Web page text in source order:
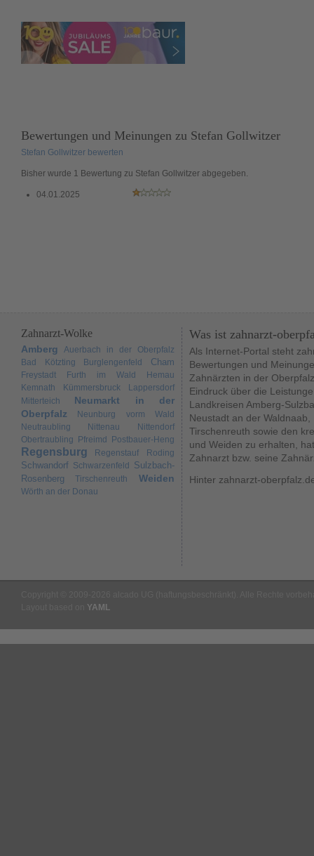
Bewertungen und Meinungen zu Stefan Gollwitzer
Stefan Gollwitzer bewerten
Bisher wurde 1 Bewertung zu Stefan Gollwitzer abgegeben.
04.01.2025
Zahnarzt-Wolke
Amberg
Auerbach in der Oberpfalz
Bad Kötzting
Burglengenfeld Cham
Freystadt Furth im Wald
Hemau
Kemnath
Kümmersbruck
Lappersdorf
Mitterteich
Neumarkt in der
Oberpfalz
Neunburg vorm Wald
Neutraubling
Nittenau
Nittendorf
Obertraubling
Pfreimd Postbauer-Heng
Regensburg Regenstauf Roding
Schwandorf Schwarzenfeld
Sulzbach-
Rosenberg
Tirschenreuth Weiden
Wörth an der Donau
Was ist zahnarzt-
Als Internet-Portal steht
Bewertungen und
Zahnärzten in der
Eindruck über die
Landkreisen Amberg-
Neustadt an der
Tirschenreuth sowie den
und Weiden zu erhalten,
Zahnarzt bzw. seine
Hinter zahnarzt-
YAML